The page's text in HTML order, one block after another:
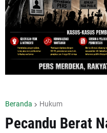
Beranda Hukum
Pecandu Berat